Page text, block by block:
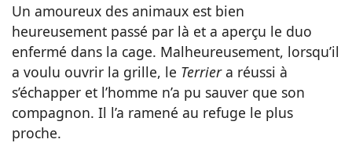
Un amoureux des animaux est bien
heureusement passé par là et a aperçu le duo
enfermé dans la cage. Malheureusement, lorsqu’il
a voulu ouvrir la grille, le Terriera réussi à
s’échapper et l’homme n’a pu sauver que son
compagnon. Il l’a ramené au refuge le plus
proche.